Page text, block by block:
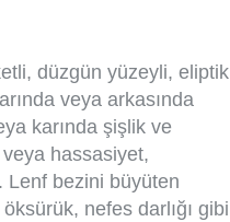
düzgün yüzeyli, eliptik
veya arkasında
karında şişlik ve
hassasiyet,
Lenf bezini büyüten
nefes darlığı gibi